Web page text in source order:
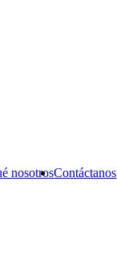
nosotrosContáctanos